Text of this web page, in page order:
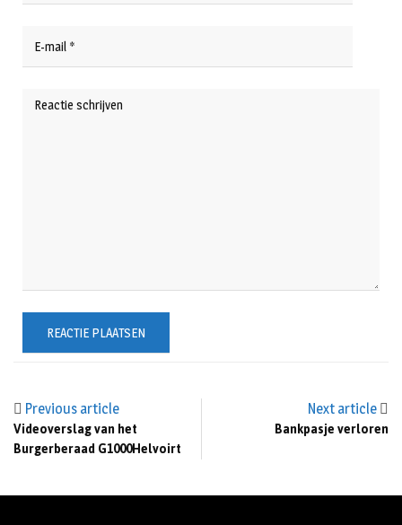
Previous article
Videoverslag van het
Burgerberaad G1000Helvoirt
Next article
Bankpasje verloren